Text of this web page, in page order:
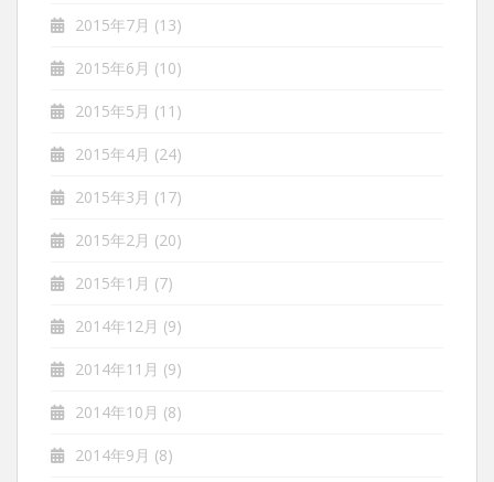
2015年7月 (13)
2015年6月 (10)
2015年5月 (11)
2015年4月 (24)
2015年3月 (17)
2015年2月 (20)
2015年1月 (7)
2014年12月 (9)
2014年11月 (9)
2014年10月 (8)
2014年9月 (8)